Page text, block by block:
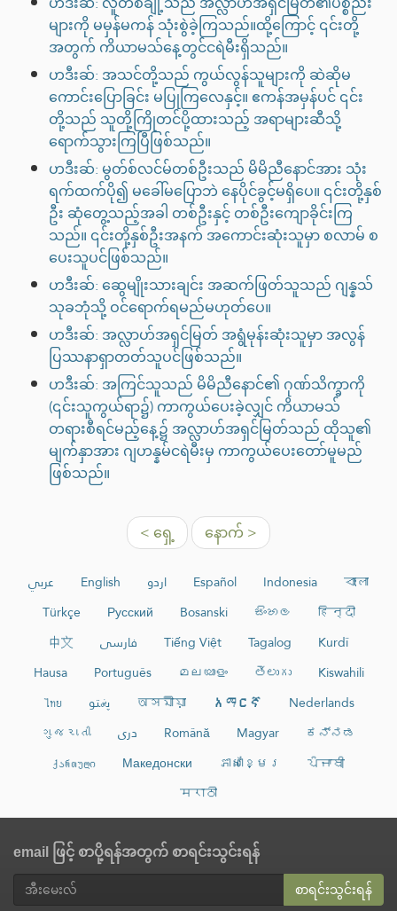
များကို မမှန်မကန် သုံးစွဲခဲ့ကြသည်။ထို့ကြောင့် ၎င်းတို့
အတွက် ကိယာမသ်နေ့တွင်ငရဲမီးရှိသည်။
ဟဒီးဆ်: အသင်တို့သည် ကွယ်လွန်သူများကို ဆဲဆိုမ
ကောင်းပြောခြင်း မပြုကြလေနှင့်။ ဧကန်အမှန်ပင် ၎င်း
တို့သည် သူတို့ကြိုတင်ပို့ထားသည့် အရာများဆီသို့
ရောက်သွားကြပြီဖြစ်သည်။
ဟဒီးဆ်: မွတ်စ်လင်မ်တစ်ဦးသည် မိမိညီနောင်အား သုံး
ရက်ထက်ပို၍ မခေါ်မပြောဘဲ နေပိုင်ခွင့်မရှိပေ။ ၎င်းတို့နှစ်
ဦး ဆုံတွေ့သည့်အခါ တစ်ဦးနှင့် တစ်ဦးကျောခိုင်းကြ
သည်။ ၎င်းတို့နှစ်ဦးအနက် အကောင်းဆုံးသူမှာ စလာမ် စ
ပေးသူပင်ဖြစ်သည်။
ဟဒီးဆ်: ဆွေမျိုးသားချင်း အဆက်ဖြတ်သူသည် ဂျန္နသ်
သုခဘုံသို့ ဝင်ရောက်ရမည်မဟုတ်ပေ။
ဟဒီးဆ်: အလ္လာဟ်အရှင်မြတ် အရွံမုန်းဆုံးသူမှာ အလွန်
ပြဿနာရှာတတ်သူပင်ဖြစ်သည်။
ဟဒီးဆ်: အကြင်သူသည် မိမိညီနောင်၏ ဂုဏ်သိက္ခာကို
(၎င်းသူကွယ်ရာ၌) ကာကွယ်ပေးခဲ့လျှင် ကိယာမသ်
တရားစီရင်မည့်နေ့၌ အလ္လာဟ်အရှင်မြတ်သည် ထိုသူ၏
မျက်နှာအား ဂျဟန္နမ်ငရဲမီးမှ ကာကွယ်ပေးတော်မူမည်
ဖြစ်သည်။
< ရှေ့ နောက် >
عربي English اردو Español Indonesia
বাংলা
Türkçe
Русский Bosanski සිංහල
हिन्दी
中文
فارسی Tiếng Việt Tagalog
Kurdî
Hausa
Português മലയാളം తెలుగు
Kiswahili
ไทย
پښتو অসমীয়া አማርኛ
Nederlands
ગુજરાતી
دری Română Magyar
ಕನ್ನಡ
ქართული
Македонски ភាសាខ្មែរ
ਪੰਜਾਬੀ
मराठी
email ဖြင့် စာပို့ရန်အတွက် စာရင်းသွင်းရန်
စာရင်းသွင်းရန်